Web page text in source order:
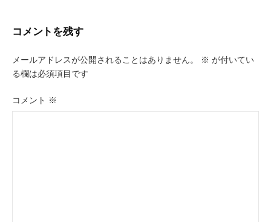
ビ
ゲ
ー
シ
コメントを残す
メールアドレスが公開されることはありません。 ※ が付いてい
る欄は必須項目です
コメント ※